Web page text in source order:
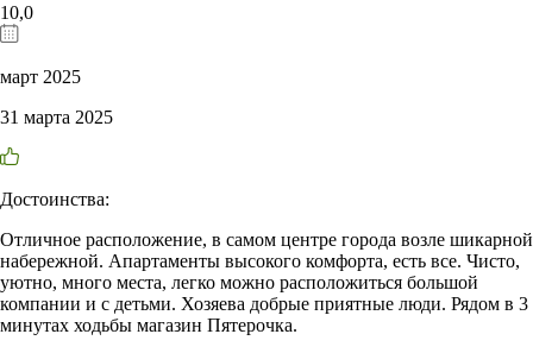
10,0
март 2025
31 марта 2025
Достоинства:
Отличное расположение, в самом центре города возле шикарной
набережной. Апартаменты высокого комфорта, есть все. Чисто,
уютно, много места, легко можно расположиться большой
компании и с детьми. Хозяева добрые приятные люди. Рядом в 3
минутах ходьбы магазин Пятерочка.